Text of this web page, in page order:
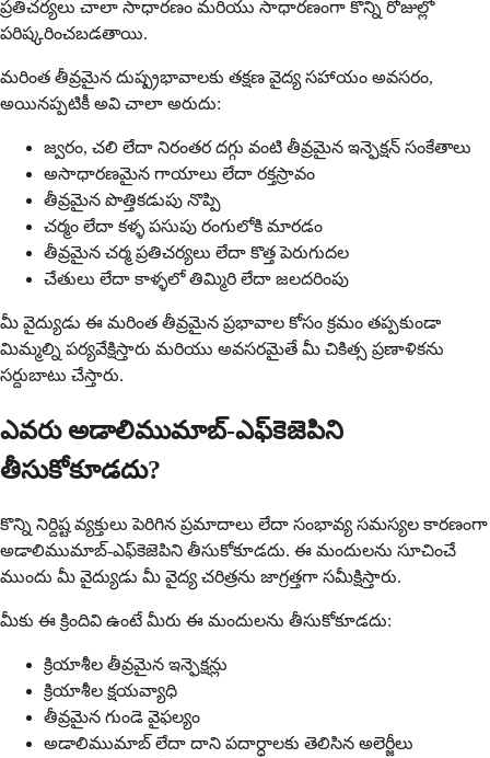
ప్రతిచర్యలు చాలా సాధారణం మరియు సాధారణంగా కొన్ని రోజుల్లో
పరిష్కరించబడతాయి.
మరింత తీవ్రమైన దుష్ప్రభావాలకు తక్షణ వైద్య సహాయం అవసరం,
అయినప్పటికీ అవి చాలా అరుదు:
జ్వరం, చలి లేదా నిరంతర దగ్గు వంటి తీవ్రమైన ఇన్ఫెక్షన్ సంకేతాలు
అసాధారణమైన గాయాలు లేదా రక్తస్రావం
తీవ్రమైన పొత్తికడుపు నొప్పి
చర్మం లేదా కళ్ళ పసుపు రంగులోకి మారడం
తీవ్రమైన చర్మ ప్రతిచర్యలు లేదా కొత్త పెరుగుదల
చేతులు లేదా కాళ్ళలో తిమ్మిరి లేదా జలదరింపు
మీ వైద్యుడు ఈ మరింత తీవ్రమైన ప్రభావాల కోసం క్రమం తప్పకుండా
మిమ్మల్ని పర్యవేక్షిస్తారు మరియు అవసరమైతే మీ చికిత్స ప్రణాళికను
సర్దుబాటు చేస్తారు.
ఎవరు అడాలిముమాబ్-ఎఫ్‌కెజెపిని
తీసుకోకూడదు?
కొన్ని నిర్దిష్ట వ్యక్తులు పెరిగిన ప్రమాదాలు లేదా సంభావ్య సమస్యల కారణంగా
అడాలిముమాబ్-ఎఫ్‌కెజెపిని తీసుకోకూడదు. ఈ మందులను సూచించే
ముందు మీ వైద్యుడు మీ వైద్య చరిత్రను జాగ్రత్తగా సమీక్షిస్తారు.
మీకు ఈ క్రిందివి ఉంటే మీరు ఈ మందులను తీసుకోకూడదు:
క్రియాశీల తీవ్రమైన ఇన్ఫెక్షన్లు
క్రియాశీల క్షయవ్యాధి
తీవ్రమైన గుండె వైఫల్యం
అడాలిముమాబ్ లేదా దాని పదార్ధాలకు తెలిసిన అలెర్జీలు